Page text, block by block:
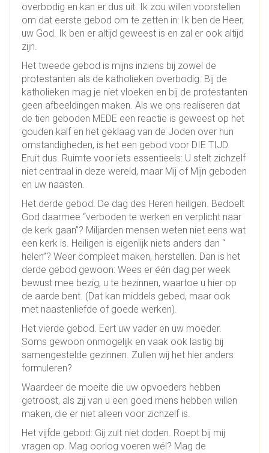
overbodig en kan er dus uit. Ik zou willen voorstellen
om dat eerste gebod om te zetten in: Ik ben de Heer,
uw God. Ik ben er altijd geweest is en zal er ook altijd
zijn.
Het tweede gebod is mijns inziens bij zowel de
protestanten als de katholieken overbodig. Bij de
katholieken mag je niet vloeken en bij de protestanten
geen afbeeldingen maken. Als we ons realiseren dat
de tien geboden MEDE een reactie is geweest op het
gouden kalf en het geklaag van de Joden over hun
omstandigheden, is het een gebod voor DIE TIJD.
Eruit dus. Ruimte voor iets essentieels: U stelt zichzelf
niet centraal in deze wereld, maar Mij of Mijn geboden
en uw naasten.
Het derde gebod. De dag des Heren heiligen. Bedoelt
God daarmee “verboden te werken en verplicht naar
de kerk gaan”? Miljarden mensen weten niet eens wat
een kerk is. Heiligen is eigenlijk niets anders dan “
helen”? Weer compleet maken, herstellen. Dan is het
derde gebod gewoon: Wees er één dag per week
bewust mee bezig, u te bezinnen, waartoe u hier op
de aarde bent. (Dat kan middels gebed, maar ook
met naastenliefde of goede werken).
Het vierde gebod. Eert uw vader en uw moeder.
Soms gewoon onmogelijk en vaak ook lastig bij
samengestelde gezinnen. Zullen wij het hier anders
formuleren?
Waardeer de moeite die uw opvoeders hebben
getroost, als zij van u een goed mens hebben willen
maken, die er niet alleen voor zichzelf is.
Het vijfde gebod: Gij zult niet doden. Roept bij mij
vragen op. Mag oorlog voeren wél? Mag de